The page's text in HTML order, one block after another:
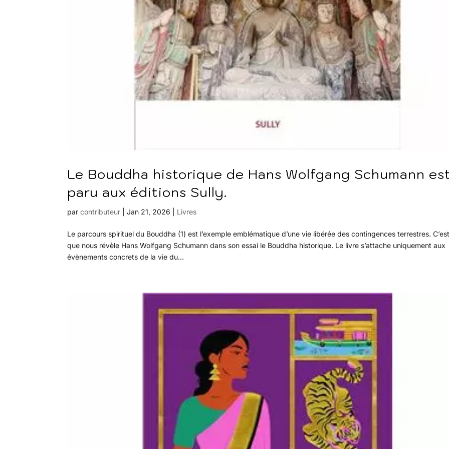
Le Bouddha historique de Hans Wolfgang Schumann
paru aux éditions Sully.
parcontributeur |Jan 21, 2026 Livres
Le parcours spirituel du Bouddha (1) est l’exemple emblématique d’une vie libérée des contingences terrestres.
que nous révèle Hans Wolfgang Schumann dans son essai le Bouddha historique. Le livre s’attache uniquement aux
évènements concrets de la vie du...